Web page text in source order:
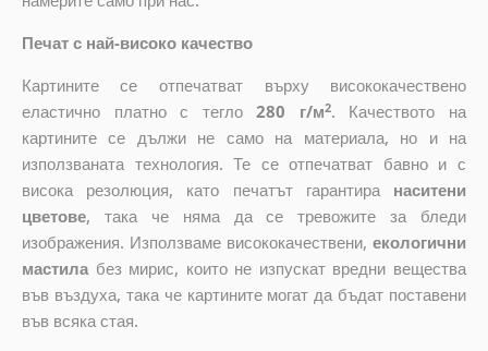
Печат с най-високо качество
Картините се отпечатват върху висококачествено
еластично платно с тегло280 г/м2. Качеството на
картините се дължи не само на материала, но и на
използваната технология. Те се отпечатват бавно и с
висока резолюция, като печатът гарантира наситени
цветове, така че няма да се тревожите за бледи
изображения. Използваме висококачествени,екологични
мастилабез мирис, които не изпускат вредни вещества
във въздуха, така че картините могат да бъдат поставени
във всяка стая.